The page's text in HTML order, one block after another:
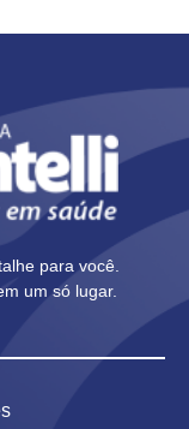
para você.
um só lugar.